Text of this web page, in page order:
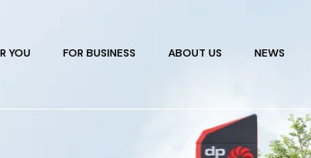
YOU FOR BUSINESS ABOUT US NEWS